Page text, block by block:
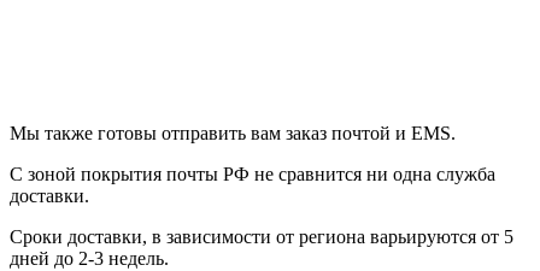
Мы также готовы отправить вам заказ почтой и EMS.
С зоной покрытия почты РФ не сравнится ни одна служба
доставки.
Сроки доставки, в зависимости от региона варьируются от 5
дней до 2-3 недель.